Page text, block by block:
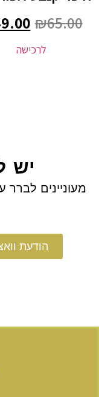
₪65.00
לרכישה
יש
מעוניינים לברר
הודעת